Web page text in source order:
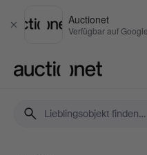
Schließen
Auctionet
Verfügbar auf